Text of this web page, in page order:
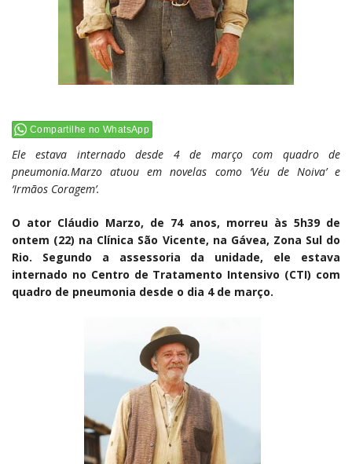
Compartilhe no WhatsApp
Ele estava internado desde 4 de março com quadro de
pneumonia.Marzo atuou em novelas como ‘Véu de Noiva’ e
‘Irmãos Coragem’.
O ator Cláudio Marzo, de 74 anos, morreu às 5h39 de
ontem (22) na Clínica São Vicente, na Gávea, Zona Sul do
Rio. Segundo a assessoria da unidade, ele estava
internado no Centro de Tratamento Intensivo (CTI) com
quadro de pneumonia desde o dia 4 de março.